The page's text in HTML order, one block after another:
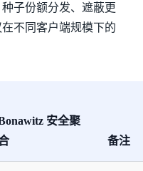
子份额分发、遮蔽更
不同客户端规模下的
安全聚
备注